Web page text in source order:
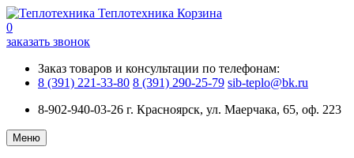
Теплотехника Корзина
0
заказать звонок
Заказ товаров и консультации по телефонам:
8 (391) 221-33-80 8 (391) 290-25-79 sib-teplo@bk.ru
8-902-940-03-26 г. Красноярск, ул. Маерчака, 65, оф. 223
Меню